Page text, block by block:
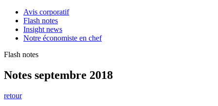
Avis corporatif
Flash notes
Insight news
Notre économiste en chef
Flash notes
Notes septembre 2018
retour